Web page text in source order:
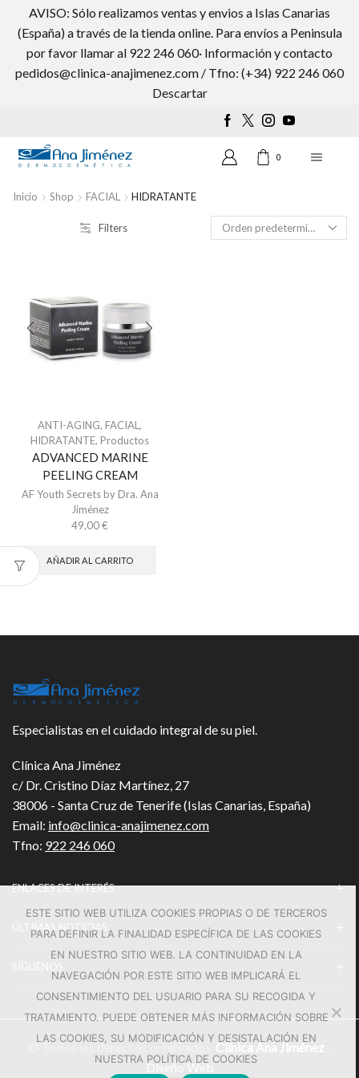
AVISO: Sólo realizamos ventas y envios a Islas Canarias
(España) a través de la tienda online. Para envíos a Peninsula
por favor llamar al 922 246 060· Información y contacto
pedidos@clinica-anajimenez.com / Tfno: (+34) 922 246 060
Descartar
Wishlist 0
0
Inicio Shop FACIAL HIDRATANTE
Filters
ANTI-AGING, FACIAL ,
HIDRATANTE, Productos
ADVANCED MARINE
PEELING CREAM
AF Youth Secrets by Dra. Ana
Jiménez
49,00€
AÑADIR AL CARRITO
Especialistas en el cuidado integral de su piel.
Clínica Ana Jiménez
c/ Dr. Cristino Díaz Martínez, 27
38006 - Santa Cruz de Tenerife (Islas Canarias, España)
Email: info@clinica-anajimenez.com
Tfno: 922 246 060
ENLACES DE INTERÉS
ÚLTIMAS NOTICIAS
© Todos los derechos reservados Clínica Ana Jiménez
Diseño Web
ESTE SITIO WEB UTILIZA COOKIES PROPIAS O DE TERCEROS
PARA DEFINIR LA FINALIDAD ESPECÍFICA DE LAS COOKIES
EN NUESTRO SITIO WEB. LA CONTINUIDAD EN LA
NAVEGACIÓN POR ESTE SITIO WEB IMPLICARÁ EL
CONSENTIMIENTO DEL USUARIO PARA SU RECOGIDA Y
TRATAMIENTO. PUEDE OBTENER MÁS INFORMACIÓN SOBRE
LAS COOKIES, SU MODIFICACIÓN Y DESISTALACIÓN EN
NUESTRA POLÍTICA DE COOKIES